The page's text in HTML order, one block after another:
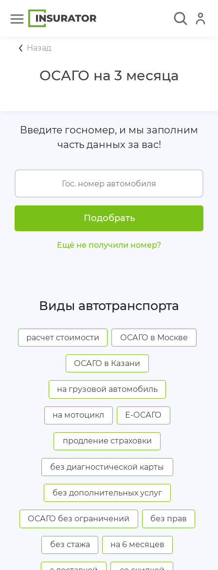
Назад
ОСАГО на 3 месяца
Введите госномер, и мы заполним
часть данных за вас!
Подобрать
Ещё не получили номер?
Виды автотранспорта
расчет стоимости ОСАГО в Москве
ОСАГО в Казани
на грузовой автомобиль
на мотоцикл Е-ОСАГО
продление страховки
без диагностической карты
без дополнительных услуг
ОСАГО без ограничений без прав
без стажа на 6 месяцев